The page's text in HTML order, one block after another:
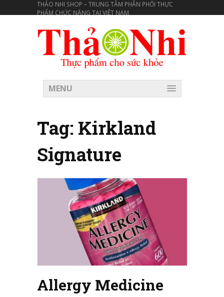
THẢO NHI SHOP – TRUNG TÂM PHÂN PHỐI THỰC
PHẨM CHỨC NĂNG TẠI VIÊT NAM
MENU
Tag: Kirkland
Signature
Allergy Medicine